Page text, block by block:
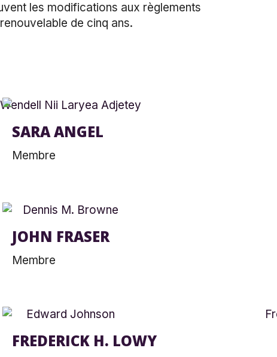
les modifications aux règlements
de cinq ans.
SARA ANGEL
Membre
JOHN FRASER
Membre
FREDERICK H. LOWY